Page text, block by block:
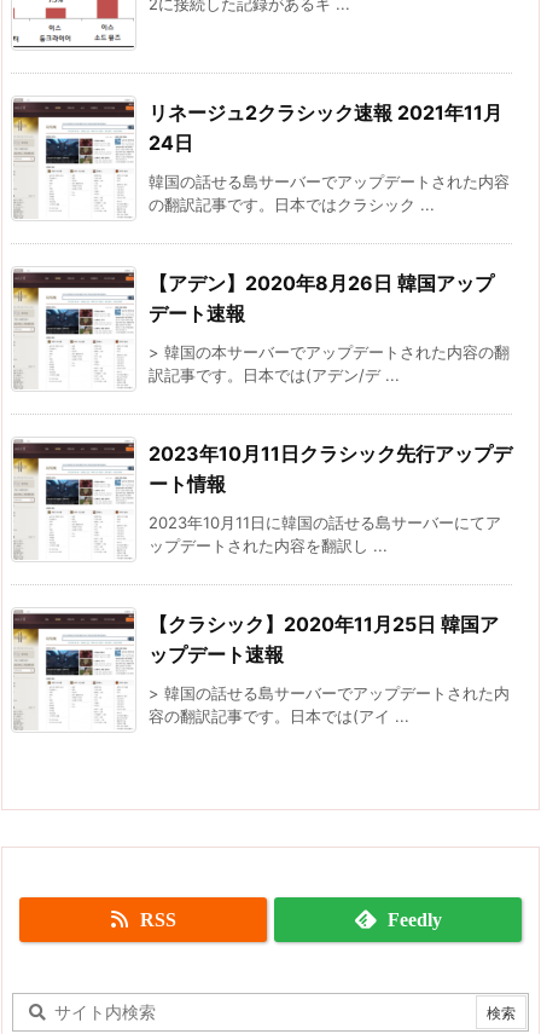
リネージュ2クラシック速報 2021年11月
24日
韓国の話せる島サーバーでアップデートされた内容
の翻訳記事です。日本ではクラシック ...
【アデン】2020年8月26日 韓国アップ
デート速報
> 韓国の本サーバーでアップデートされた内容の翻
訳記事です。日本では(アデン/デ ...
2023年10月11日クラシック先行アップデ
ート情報
2023年10月11日に韓国の話せる島サーバーにてア
ップデートされた内容を翻訳し ...
【クラシック】2020年11月25日 韓国ア
ップデート速報
> 韓国の話せる島サーバーでアップデートされた内
容の翻訳記事です。日本では(アイ ...
RSS Feedly